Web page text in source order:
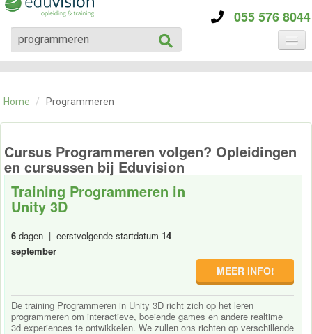
055 576 8044
CATEGORIE
OVER ONS
CONTACT
Home / Programmeren
Cursus Programmeren volgen? Opleidingen
en cursussen bij Eduvision
Training Programmeren in
Unity 3D
6 dagen | eerstvolgende startdatum 14
september
MEER INFO!
De training Programmeren in Unity 3D richt zich op het leren
programmeren om interactieve, boeiende games en andere realtime
3d experiences te ontwikkelen. We zullen ons richten op verschillende